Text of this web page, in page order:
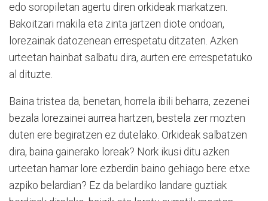
edo soropiletan agertu diren orkideak markatzen.
Bakoitzari makila eta zinta jartzen diote ondoan,
lorezainak datozenean errespetatu ditzaten. Azken
urteetan hainbat salbatu dira, aurten ere errespetatuko
al dituzte.
Baina tristea da, benetan, horrela ibili beharra, zezenei
bezala lorezainei aurrea hartzen, bestela zer mozten
duten ere begiratzen ez dutelako. Orkideak salbatzen
dira, baina gainerako loreak? Nork ikusi ditu azken
urteetan hamar lore ezberdin baino gehiago bere etxe
azpiko belardian? Ez da belardiko landare guztiak